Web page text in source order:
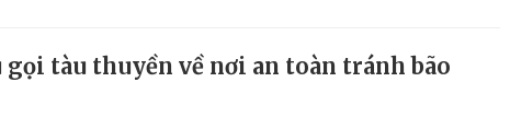
gọi tàu thuyền về nơi an toàn tránh bão